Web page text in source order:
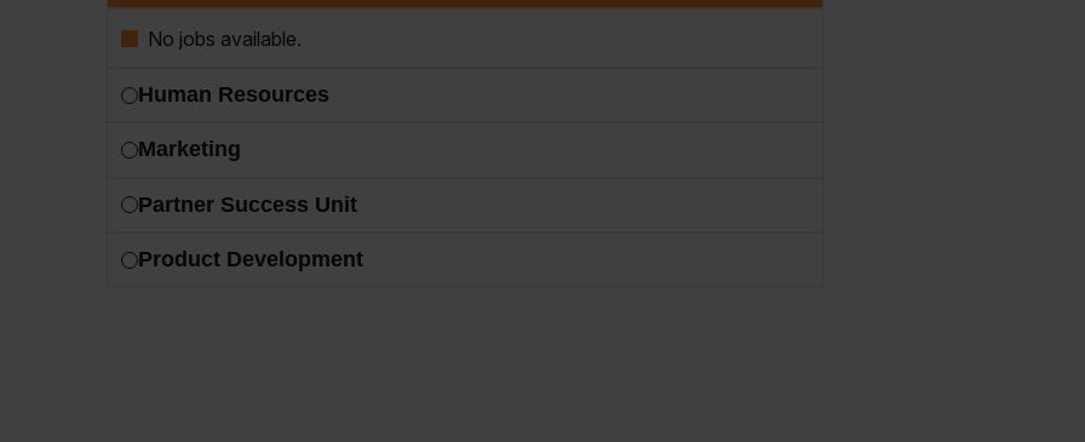
No jobs available.
Human Resources
Marketing
Partner Success Unit
Product Development